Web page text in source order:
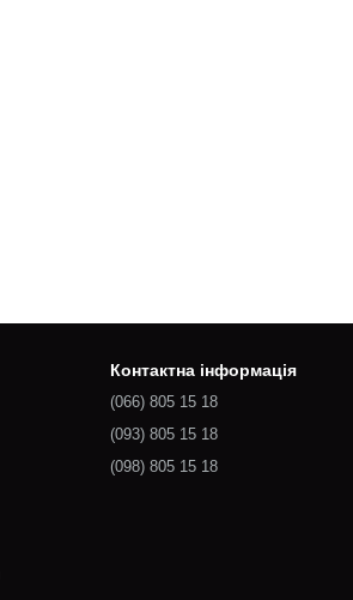
Контактна інформація
(066) 805 15 18
(093) 805 15 18
(098) 805 15 18